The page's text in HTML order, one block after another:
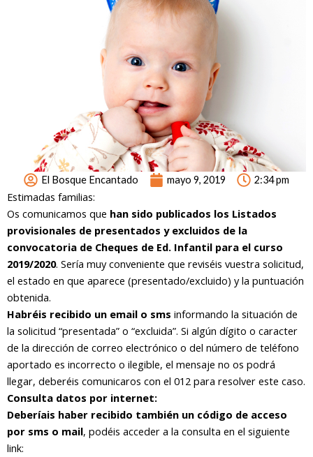
El Bosque Encantado mayo 9, 2019 2:34 pm
Estimadas familias:
Os comunicamos que han sido publicados los Listados
provisionales de presentados y excluidos de la
convocatoria de Cheques de Ed. Infantil para el curso
2019/2020. Sería muy conveniente que reviséis vuestra solicitud,
el estado en que aparece (presentado/excluido) y la puntuación
obtenida.
Habréis recibido un email o sms informando la situación de
la solicitud “presentada” o “excluida”. Si algún dígito o caracter
de la dirección de correo electrónico o del número de teléfono
aportado es incorrecto o ilegible, el mensaje no os podrá
llegar, deberéis comunicaros con el 012 para resolver este caso.
Consulta datos por internet:
Deberíais haber recibido también un código de acceso
por sms o mail, podéis acceder a la consulta en el siguiente
link: